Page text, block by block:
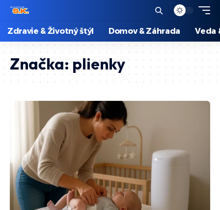
Zdravie & Životný štýl Domov & Záhrada Veda
Značka:plienky